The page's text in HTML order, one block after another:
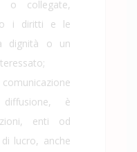
o collegate,
i diritti e le
dignità o un
è
enti od
lucro, anche